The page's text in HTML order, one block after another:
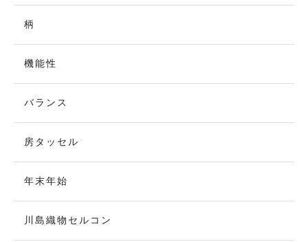
柄
機能性
バランス
房タッセル
年末年始
川島織物セルコン